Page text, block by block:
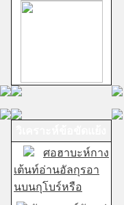
ศอฮาบะห์กาง
เต้นท์อ่านอัลกุรอา
นบนกุโบร์หรือ